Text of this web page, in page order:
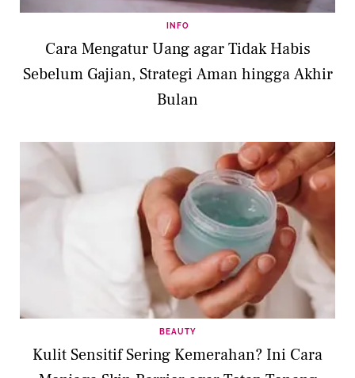
INFO
Cara Mengatur Uang agar Tidak Habis
Sebelum Gajian, Strategi Aman hingga Akhir
Bulan
BEAUTY
Kulit Sensitif Sering Kemerahan? Ini Cara